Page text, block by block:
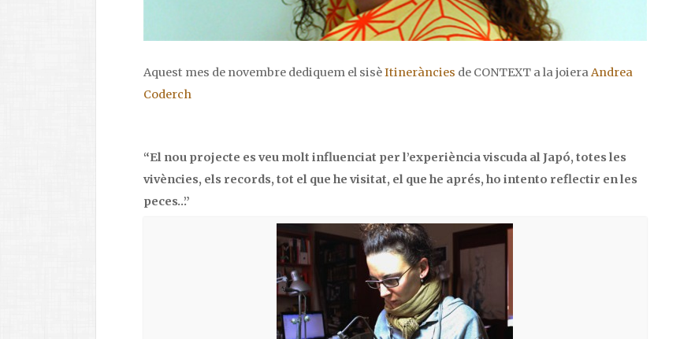
Aquest mes de novembre dediquem el sisèItineràncies de CONTEXT a la joieraAndrea
Coderch
“El nou projecte es veu molt influenciat per l’experiència viscuda al Japó, totes les
vivències, els records, tot el que he visitat, el que he aprés, ho intento reflectir en les
peces…”